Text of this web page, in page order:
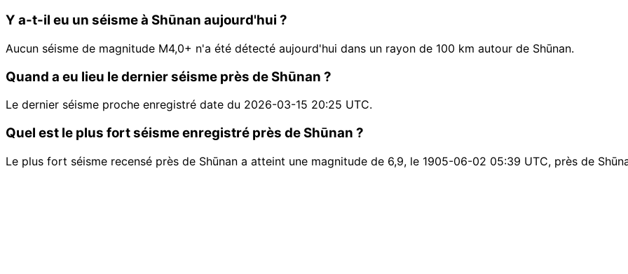
Y a-t-il eu un séisme à Shūnan aujourd'hui ?
Aucun séisme de magnitude M4,0+ n'a été détecté aujourd'hui dans un rayon de 100 km autour de Shūnan.
Quand a eu lieu le dernier séisme près de Shūnan ?
Le dernier séisme proche enregistré date du 2026-03-15 20:25 UTC.
Quel est le plus fort séisme enregistré près de Shūnan ?
Le plus fort séisme recensé près de Shūnan a atteint une magnitude de 6,9, le 1905-06-02 05:39 UTC, près de